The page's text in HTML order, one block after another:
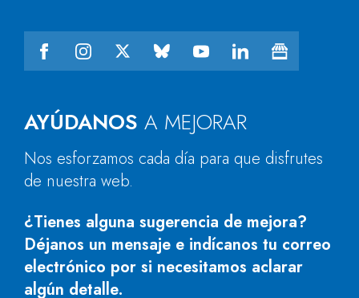
AYÚDANOS A MEJORAR
Nos esforzamos cada día para que disfrutes
de nuestra web.
¿Tienes alguna sugerencia de mejora?
Déjanos un mensaje e indícanos tu correo
electrónico por si necesitamos aclarar
algún detalle.